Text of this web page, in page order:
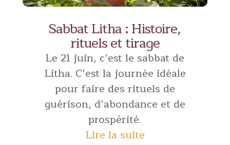
Sabbat Litha : Histoire,
rituels et tirage
Le 21 juin, c’est le sabbat de
Litha. C’est la journée idéale
pour faire des rituels de
guérison, d’abondance et de
prospérité.
Lire la suite